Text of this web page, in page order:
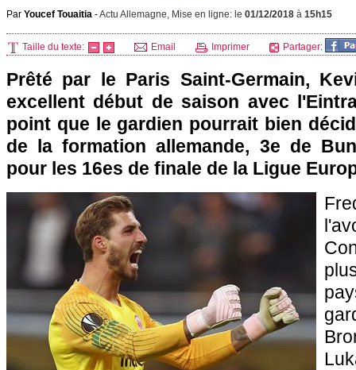
Par Youcef Touaitia -Actu Allemagne, Mise en ligne: le 01/12/2018 à 15h15
Taille du texte: Email Imprimer Partager:
Prêté par le Paris Saint-Germain,
excellent début de saison avec
point que le gardien pourrait bien
de la formation allemande, 3e de
pour les 16es de finale de la Ligue